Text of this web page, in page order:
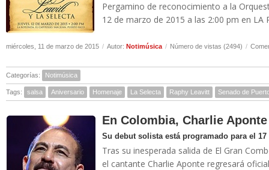
Pergamino de reconocimiento a la
12 de marzo de 2015 a las 2:00 pm en LA
miércoles, 11 de marzo de 2015 / Autor: Notimúsica / Número de vistas (2494) /
Categorías: Notimúsica
Tags: salsa Aniversario Homenaje La Selecta Raphy Leavitt Senado de
En Colombia, Charlie
Su debut solista está programado para el
Tras su inesperada salida de El Gran
el cantante Charlie Aponte regresará